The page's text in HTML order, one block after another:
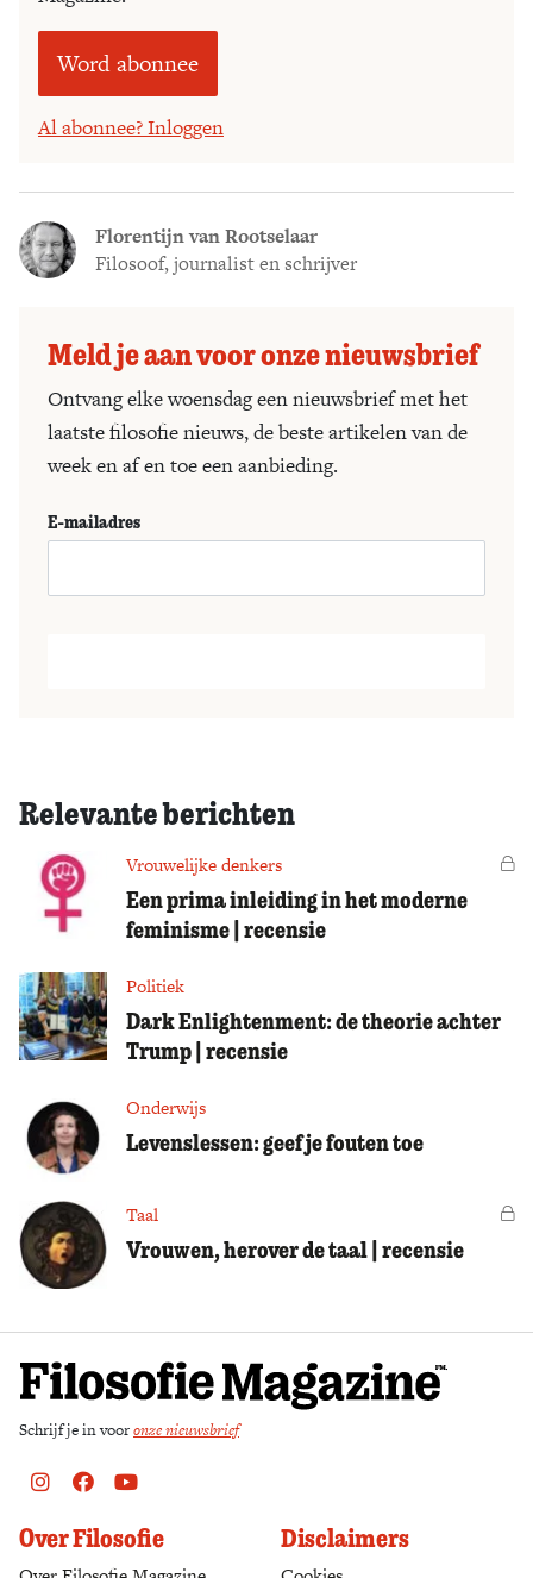
Word abonnee
Al abonnee? Inloggen
Florentijn van Rootselaar
Filosoof, journalist en schrijver
Meld je aan voor onze nieuwsbrief
Ontvang elke woensdag een nieuwsbrief met het
laatste filosofie nieuws, de beste artikelen van de
week en af en toe een aanbieding.
E-mailadres
Relevante berichten
Vrouwelijke denkers
Een prima inleiding in het moderne
feminisme | recensie
Politiek
Dark Enlightenment: de theorie achter
Trump | recensie
Onderwijs
Levenslessen: geef je fouten toe
Taal
Vrouwen, herover de taal | recensie
Schrijf je in vooronze nieuwsbrief
Instagram
FacebookYoutube
Over Filosofie Disclaimers